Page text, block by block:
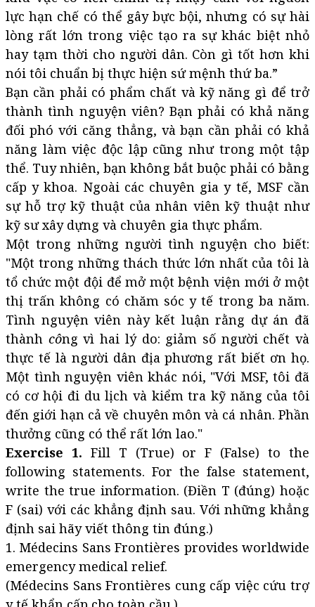
lực hạn chế có thể gây bực bội, nhưng có sự hài
lòng rất lớn trong việc tạo ra sự khác biệt nhỏ
hay tạm thời cho người dân. Còn gì tốt hơn khi
nói tôi chuẩn bị thực hiện sứ mệnh thứ ba.”
Bạn cần phải có phẩm chất và kỹ năng gì để trở
thành tình nguyện viên? Bạn phải có khả năng
đối phó với căng thẳng, và bạn cần phải có khả
năng làm việc độc lập cũng như trong một tập
thể. Tuy nhiên, bạn không bắt buộc phải có bằng
cấp y khoa. Ngoài các chuyên gia y tế, MSF cần
sự hỗ trợ kỹ thuật của nhân viên kỹ thuật như
kỹ sư xây dựng và chuyên gia thực phẩm.
Một trong những người tình nguyện cho biết:
"Một trong những thách thức lớn nhất của tôi là
tổ chức một đội để mở một bệnh viện mới ở một
thị trấn không có chăm sóc y tế trong ba năm.
Tình nguyện viên này kết luận rằng dự án đã
thành công vì hai lý do: giảm số người chết và
thực tế là người dân địa phương rất biết ơn họ.
Một tình nguyện viên khác nói, "Với MSF, tôi đã
có cơ hội đi du lịch và kiểm tra kỹ năng của tôi
đến giới hạn cả về chuyên môn và cá nhân. Phần
thưởng cũng có thể rất lớn lao."
Exercise 1. Fill T (True) or F (False) to the
following statements. For the false statement,
write the true information. (Điền T (đúng) hoặc
F (sai) với các khẳng định sau. Với những khẳng
định sai hãy viết thông tin đúng.)
1. Médecins Sans Frontières provides worldwide
emergency medical relief.
(Médecins Sans Frontières cung cấp việc cứu trợ